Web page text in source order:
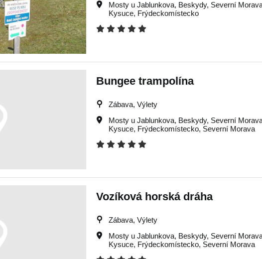
Mosty u Jablunkova, Beskydy, Severní
Kysuce, Frýdeckomístecko
Bungee trampolína
Zábava, Výlety
Mosty u Jablunkova, Beskydy, Severní
Kysuce, Frýdeckomístecko, Severní Morava
Vozíková horská dráha
Zábava, Výlety
Mosty u Jablunkova, Beskydy, Severní
Kysuce, Frýdeckomístecko, Severní Morava